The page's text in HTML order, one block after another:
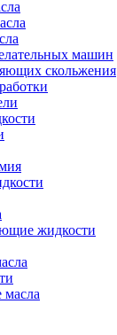
машин
скольжения
жидкости